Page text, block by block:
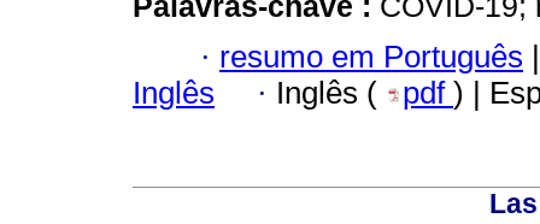
· resumo em Português
Inglês
· Inglês ( pdf ) |